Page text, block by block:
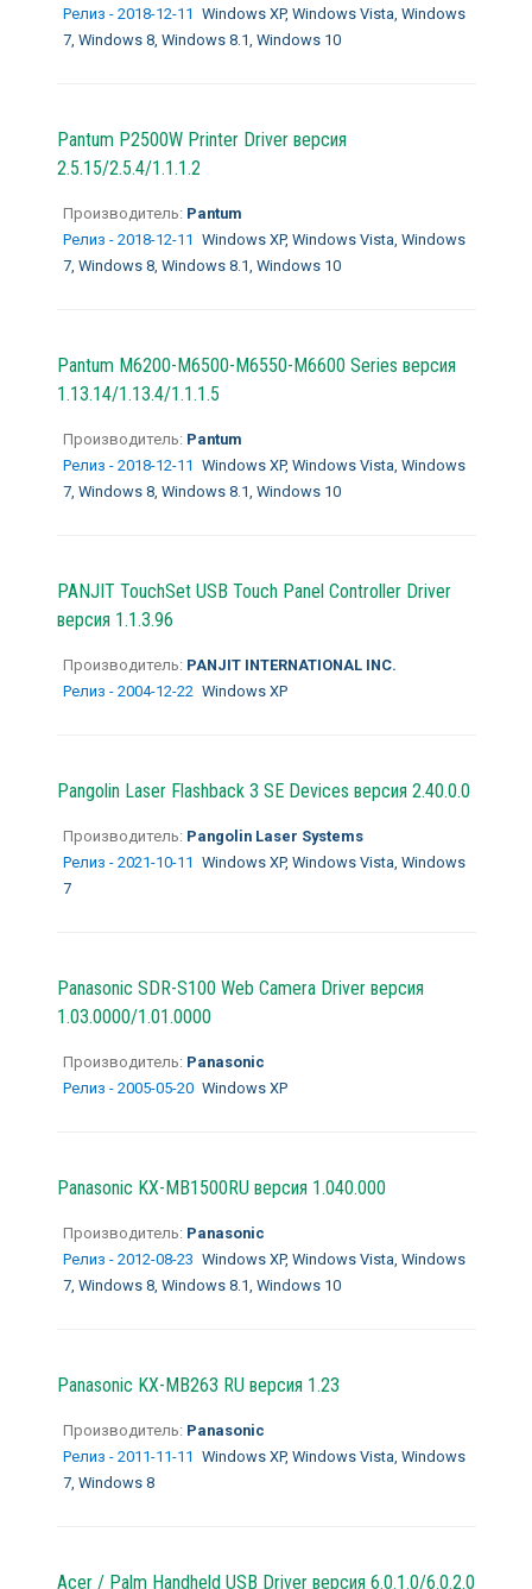
Релиз - 2018-12-11 Windows XP, Windows Vista, Windows
7, Windows 8, Windows 8.1, Windows 10
Pantum P2500W Printer Driver версия
2.5.15/2.5.4/1.1.1.2
Производитель: Pantum
Релиз - 2018-12-11 Windows XP, Windows Vista, Windows
7, Windows 8, Windows 8.1, Windows 10
Pantum M6200-M6500-M6550-M6600 Series версия
1.13.14/1.13.4/1.1.1.5
Производитель: Pantum
Релиз - 2018-12-11 Windows XP, Windows Vista, Windows
7, Windows 8, Windows 8.1, Windows 10
PANJIT TouchSet USB Touch Panel Controller Driver
версия 1.1.3.96
Производитель: PANJIT INTERNATIONAL INC.
Релиз - 2004-12-22 Windows XP
Pangolin Laser Flashback 3 SE Devices версия 2.40.0.0
Производитель: Pangolin Laser Systems
Релиз - 2021-10-11 Windows XP, Windows Vista, Windows
7
Panasonic SDR-S100 Web Camera Driver версия
1.03.0000/1.01.0000
Производитель: Panasonic
Релиз - 2005-05-20 Windows XP
Panasonic KX-MB1500RU версия 1.040.000
Производитель: Panasonic
Релиз - 2012-08-23 Windows XP, Windows Vista, Windows
7, Windows 8, Windows 8.1, Windows 10
Panasonic KX-MB263 RU версия 1.23
Производитель: Panasonic
Релиз - 2011-11-11 Windows XP, Windows Vista, Windows
7, Windows 8
Acer / Palm Handheld USB Driver версия 6.0.1.0/6.0.2.0